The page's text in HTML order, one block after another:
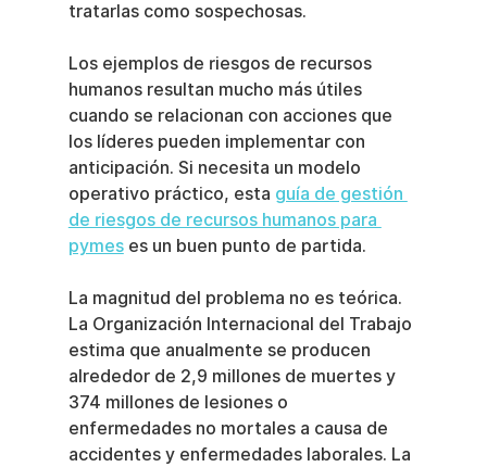
tratarlas como sospechosas.
Los ejemplos de riesgos de recursos
humanos resultan mucho más útiles
cuando se relacionan con acciones que
los líderes pueden implementar con
anticipación. Si necesita un modelo
operativo práctico, esta guía de gestión
de riesgos de recursos humanos para
pymes es un buen punto de partida.
La magnitud del problema no es teórica.
La Organización Internacional del Trabajo
estima que anualmente se producen
alrededor de 2,9 millones de muertes y
374 millones de lesiones o
enfermedades no mortales a causa de
accidentes y enfermedades laborales. La